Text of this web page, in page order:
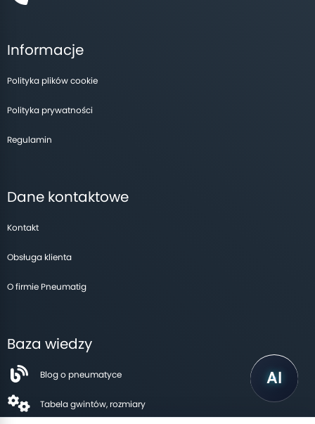
Informacje
Polityka plików cookie
Polityka prywatności
Regulamin
Dane kontaktowe
Kontakt
Obsługa klienta
O firmie Pneumatig
Baza wiedzy
Blog o pneumatyce
Tabela gwintów, rozmiary